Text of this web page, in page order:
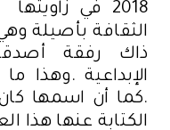
2018 في
الثقافة بأصيلة
ذاك رفقة
الإبداعية .وهذا
.كما أن اسمها كان
الكتابة عنها